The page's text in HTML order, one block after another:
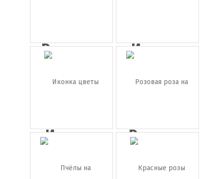
Розовые
Иконка
ромашка
Иконка
Розовая
роза на
п...